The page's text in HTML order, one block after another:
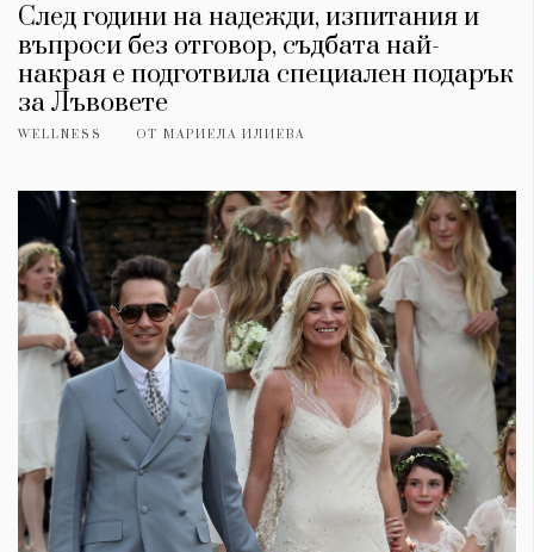
След години на надежди, изпитания и
въпроси без отговор, съдбата най-
накрая е подготвила специален подарък
за Лъвовете
WELLNESS ОТ МАРИЕЛА ИЛИЕВА